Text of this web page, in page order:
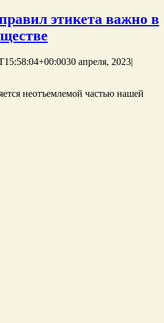
этикета важно в
30 апреля, 2023|
неотъемлемой частью нашей